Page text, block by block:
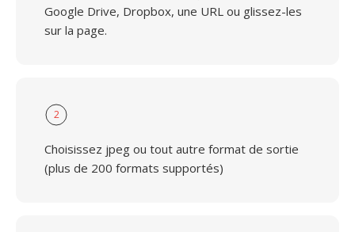
Google Drive, Dropbox, une URL ou glissez-les
sur la page.
2
Choisissez jpeg ou tout autre format de sortie
(plus de 200 formats supportés)